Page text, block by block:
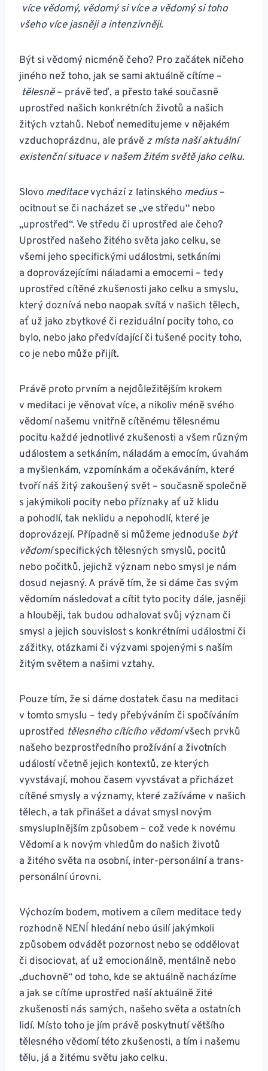
více vědomý, vědomý si více a vědomý si toho
všeho více jasněji a intenzivněji.
Být si vědomý nicméně čeho? Pro začátek ničeho
jiného než toho, jak se sami aktuálně cítíme –
tělesně– právě teď, a přesto také současně
uprostřed našich konkrétních životů a našich
žitých vztahů. Neboť nemeditujeme v nějakém
vzduchoprázdnu, ale právě z místa naší aktuální
existenční situace v našem žitém světě jako celku.
Slovo meditacevychází z latinského medius–
ocitnout se či nacházet se „ve středu“ nebo
„uprostřed“. Ve středu či uprostřed ale čeho?
Uprostřed našeho žitého světa jako celku, se
všemi jeho specifickými událostmi, setkáními
a doprovázejícími náladami a emocemi – tedy
uprostřed cítěné zkušenosti jako celku a smyslu,
který doznívá nebo naopak svítá v našich tělech,
ať už jako zbytkové či reziduální pocity toho, co
bylo, nebo jako předvídající či tušené pocity toho,
co je nebo může přijít.
Právě proto prvním a nejdůležitějším krokem
v meditaci je věnovat více, a nikoliv méně svého
vědomí našemu vnitřně cítěnému tělesnému
pocitu každé jednotlivé zkušenosti a všem různým
událostem a setkáním, náladám a emocím, úvahám
a myšlenkám, vzpomínkám a očekáváním, které
tvoří náš žitý zakoušený svět – současně společně
s jakýmikoli pocity nebo příznaky ať už klidu
a pohodlí, tak neklidu a nepohodlí, které je
doprovázejí. Případně si můžeme jednoduše být
vědomíspecifických tělesných smyslů, pocitů
nebo počitků, jejichž význam nebo smysl je nám
dosud nejasný. A právě tím, že si dáme čas svým
vědomím následovat a cítit tyto pocity dále, jasněji
a hlouběji, tak budou odhalovat svůj význam či
smysl a jejich souvislost s konkrétními událostmi či
zážitky, otázkami či výzvami spojenými s naším
žitým světem a našimi vztahy.
Pouze tím, že si dáme dostatek času na meditaci
v tomto smyslu – tedy přebýváním či spočíváním
uprostřed tělesného cítícího vědomívšech prvků
našeho bezprostředního prožívání a životních
událostí včetně jejich kontextů, ze kterých
vyvstávají, mohou časem vyvstávat a přicházet
cítěné smysly a významy, které zažíváme v našich
tělech, a tak přinášet a dávat smysl novým
smysluplnějším způsobem – což vede k novému
Vědomí a k novým vhledům do našich životů
a žitého světa na osobní, inter-personální a trans-
personální úrovni.
Výchozím bodem, motivem a cílem meditace tedy
rozhodně NENÍ hledání nebo úsilí jakýmkoli
způsobem odvádět pozornost nebo se oddělovat
či disociovat, ať už emocionálně, mentálně nebo
„duchovně“ od toho, kde se aktuálně nacházíme
a jak se cítíme uprostřed naší aktuálně žité
zkušenosti nás samých, našeho světa a ostatních
lidí. Místo toho je jím právě poskytnutí většího
tělesného vědomí této zkušenosti, a tím i našemu
tělu, já a žitému světu jako celku.